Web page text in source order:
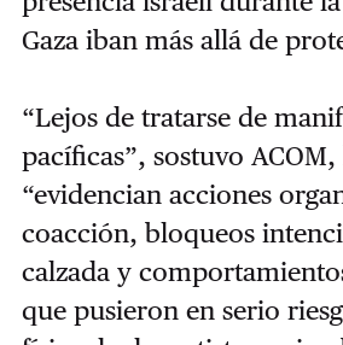
Gaza iban más allá de
“Lejos de tratarse de
pacíficas”, sostuvo
“evidencian acciones
coacción, bloqueos
calzada y
que pusieron en serio